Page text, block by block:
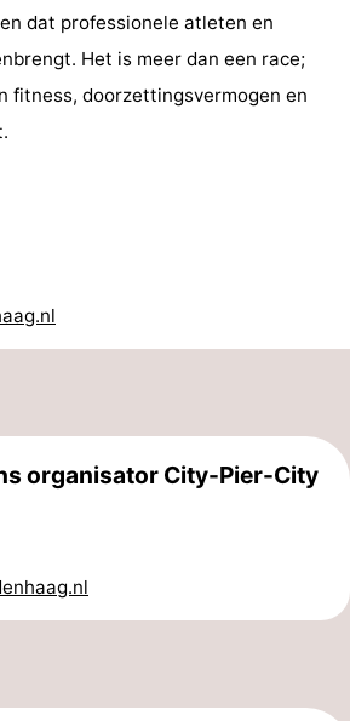
dat professionele atleten en
Het is meer dan een race;
fitness, doorzettingsvermogen en
organisator City-Pier-City